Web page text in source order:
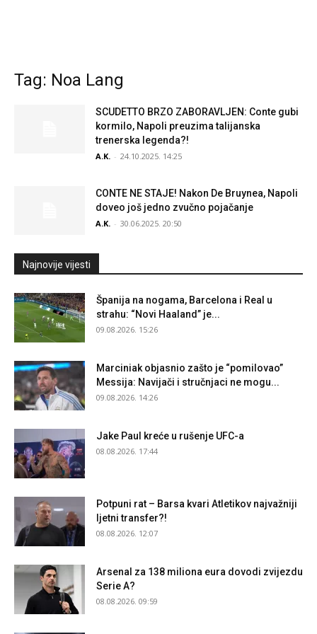
Tag: Noa Lang
SCUDETTO BRZO ZABORAVLJEN: Conte gubi
kormilo, Napoli preuzima talijanska
trenerska legenda?!
A.K. - 24.10.2025. 14:25
CONTE NE STAJE! Nakon De Bruynea, Napoli
doveo još jedno zvučno pojačanje
A.K. - 30.06.2025. 20:50
Najnovije vijesti
Španija na nogama, Barcelona i Real u
strahu: “Novi Haaland” je...
09.08.2026. 15:26
Marciniak objasnio zašto je “pomilovao”
Messija: Navijači i stručnjaci ne mogu...
09.08.2026. 14:26
Jake Paul kreće u rušenje UFC-a
08.08.2026. 17:44
Potpuni rat – Barsa kvari Atletikov najvažniji
ljetni transfer?!
08.08.2026. 12:07
Arsenal za 138 miliona eura dovodi zvijezdu
Serie A?
08.08.2026. 09:59